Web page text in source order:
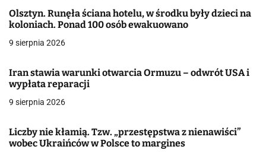
a
c
a
w
i
Olsztyn. Runęła ściana hotelu, w środku były dzieci na
koloniach. Ponad 100 osób ewakuowano
9 sierpnia 2026
Iran stawia warunki otwarcia Ormuzu – odwrót USA i
wypłata reparacji
9 sierpnia 2026
Liczby nie kłamią. Tzw. „przestępstwa z nienawiści”
wobec Ukraińców w Polsce to margines